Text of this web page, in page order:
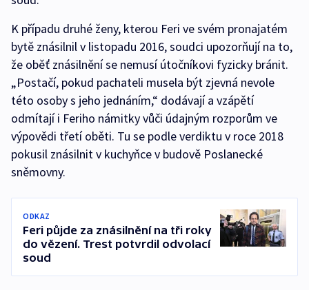
K případu druhé ženy, kterou Feri ve svém pronajatém
bytě znásilnil v listopadu 2016, soudci upozorňují na to,
že oběť znásilnění se nemusí útočníkovi fyzicky bránit.
„Postačí, pokud pachateli musela být zjevná nevole
této osoby s jeho jednáním,“ dodávají a vzápětí
odmítají i Feriho námitky vůči údajným rozporům ve
výpovědi třetí oběti. Tu se podle verdiktu v roce 2018
pokusil znásilnit v kuchyňce v budově Poslanecké
sněmovny.
ODKAZ
Feri půjde za znásilnění na tři roky
do vězení. Trest potvrdil odvolací
soud